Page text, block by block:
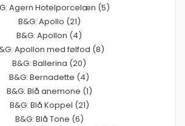
Agern Hotelporcelæn (5)
B&G: Apollo (21)
B&G: Apollon (4)
Apollon med følfod (8)
B&G: Ballerina (20)
B&G: Bernadette (4)
B&G: Blå anemone (1)
B&G: Blå Koppel (21)
B&G: Blå Tone (6)